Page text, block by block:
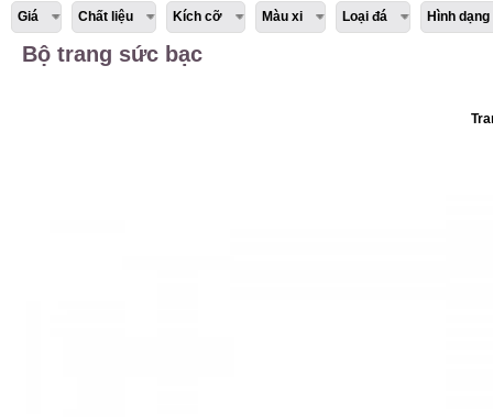
Giá Chất liệu Kích cỡ Màu xi Loại đá Hình dạng
Bộ trang sức bạc